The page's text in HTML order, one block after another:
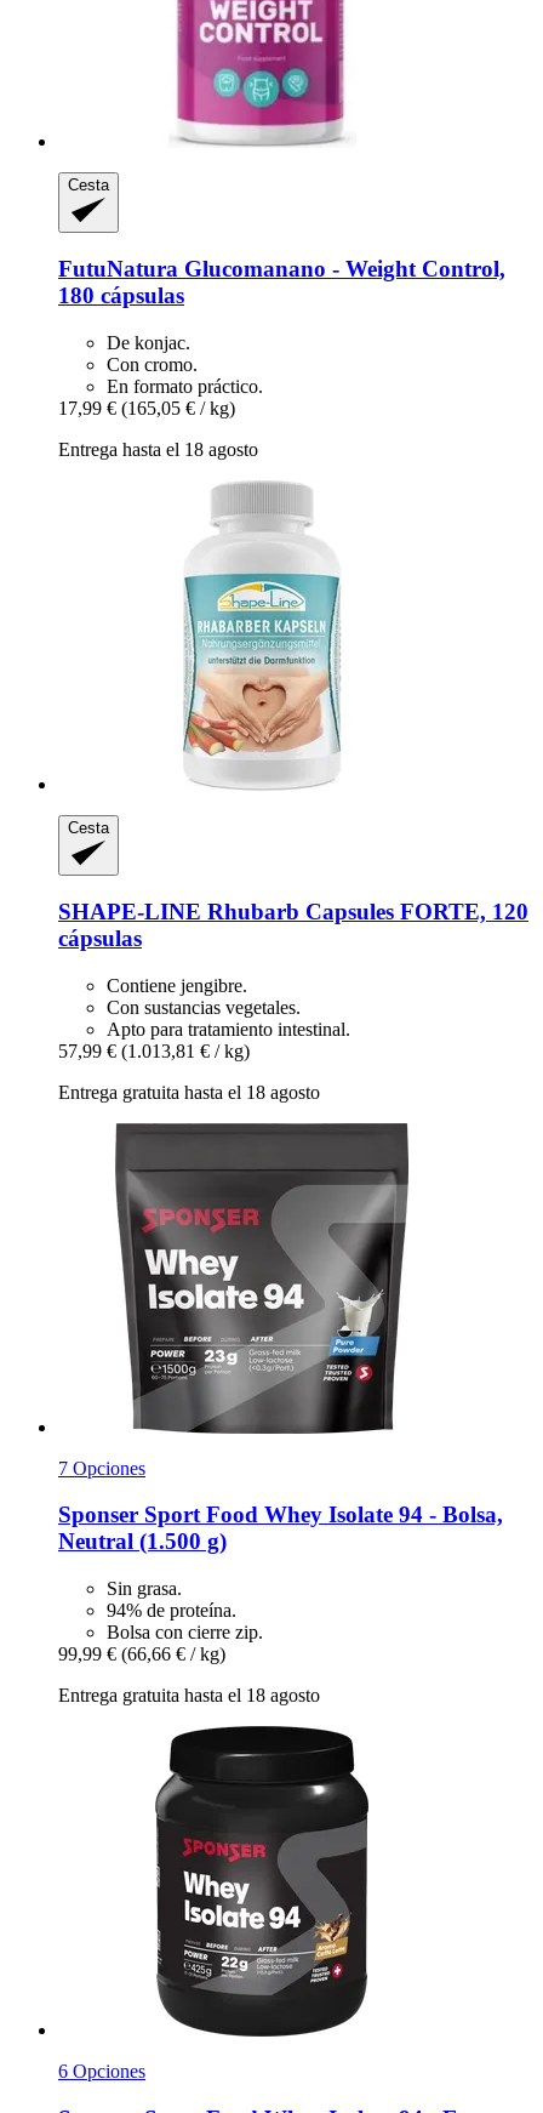
Cesta
FutuNatura Glucomanano -​ Weight Control,
180 cápsulas
De konjac.
Con cromo.
En formato práctico.
17,99 € (165,05 € / kg)
Entrega hasta el 18 agosto
Cesta
SHAPE-LINE Rhubarb Capsules FORTE, 120
cápsulas
Contiene jengibre.
Con sustancias vegetales.
Apto para tratamiento intestinal.
57,99 € (1.013,81 € / kg)
Entrega gratuita hasta el 18 agosto
7 Opciones
Sponser Sport Food Whey Isolate 94 -​ Bolsa,
Neutral (1.500 g)
Sin grasa.
94% de proteína.
Bolsa con cierre zip.
99,99 € (66,66 € / kg)
Entrega gratuita hasta el 18 agosto
6 Opciones